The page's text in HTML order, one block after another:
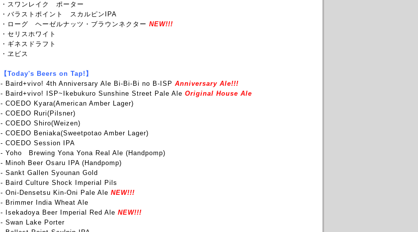
・スワンレイク ポーター
・バラストポイント スカルピンIPA
・ローグ ヘーゼルナッツ・ブラウンネクター NEW!!!
・セリスホワイト
・ギネスドラフト
・ヱビス
【Today's Beers on Tap!】
- Baird+vivo! 4th Anniversary Ale Bi-Bi-Bi no B-ISP Anniversary Ale!!!
- Baird+vivo! ISP~Ikebukuro Sunshine Street Pale Ale Original House Ale
- COEDO Kyara(American Amber Lager)
- COEDO Ruri(Pilsner)
- COEDO Shiro(Weizen)
- COEDO Beniaka(Sweetpotao Amber Lager)
- COEDO Session IPA
- Yoho Brewing Yona Yona Real Ale (Handpomp)
- Minoh Beer Osaru IPA (Handpomp)
- Sankt Gallen Syounan Gold
- Baird Culture Shock Imperial Pils
- Oni-Densetsu Kin-Oni Pale Ale NEW!!!
- Brimmer India Wheat Ale
- Isekadoya Beer Imperial Red Ale NEW!!!
- Swan Lake Porter